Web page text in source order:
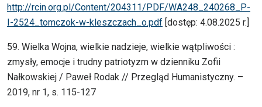
http://rcin.org.pl/Content/204311/PDF/WA248_240268_P-
I-2524_tomczok-w-kleszczach_o.pdf [dostęp: 4.08.2025 r.]
59. Wielka Wojna, wielkie nadzieje, wielkie wątpliwości :
zmysły, emocje i trudny patriotyzm w dzienniku Zofii
Nałkowskiej / Paweł Rodak // Przegląd Humanistyczny. –
2019, nr 1, s. 115-127